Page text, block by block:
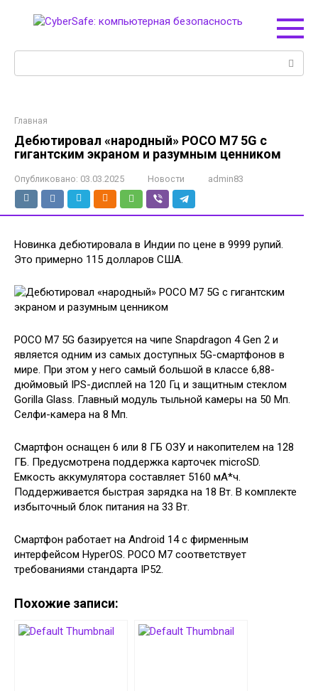
Главная
Дебютировал «народный» POCO M7 5G с
гигантским экраном и разумным ценником
Опубликовано: 03.03.2025 Новости admin83
Новинка дебютировала в Индии по цене в 9999 рупий.
Это примерно 115 долларов США.
POCO M7 5G базируется на чипе Snapdragon 4 Gen 2 и
является одним из самых доступных 5G-смартфонов в
мире. При этом у него самый большой в классе 6,88-
дюймовый IPS-дисплей на 120 Гц и защитным стеклом
Gorilla Glass. Главный модуль тыльной камеры на 50 Мп.
Селфи-камера на 8 Мп.
Смартфон оснащен 6 или 8 ГБ ОЗУ и накопителем на 128
ГБ. Предусмотрена поддержка карточек microSD.
Емкость аккумулятора составляет 5160 мА*ч.
Поддерживается быстрая зарядка на 18 Вт. В комплекте
избыточный блок питания на 33 Вт.
Смартфон работает на Android 14 с фирменным
интерфейсом HyperOS. POCO M7 соответствует
требованиями стандарта IP52.
Похожие записи: